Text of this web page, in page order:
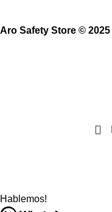
Aro Safety Store © 2025
Hablemos!